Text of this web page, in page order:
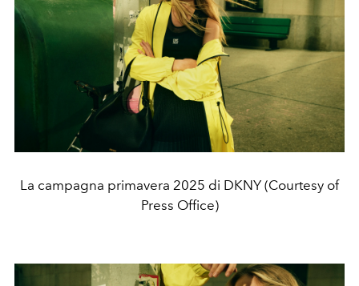
La campagna primavera 2025 di DKNY (Courtesy of
Press Office)